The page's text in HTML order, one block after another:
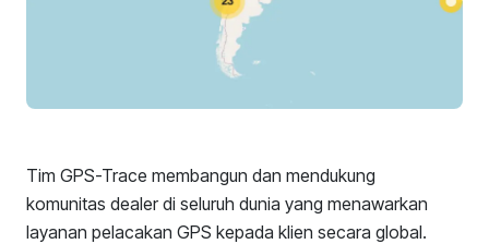
Tim GPS-Trace membangun dan mendukung
komunitas dealer di seluruh dunia yang menawarkan
layanan pelacakan GPS kepada klien secara global.